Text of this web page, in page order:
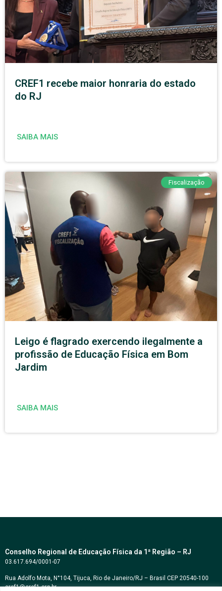
CREF1 recebe maior honraria do estado
do RJ
SAIBA MAIS
Fiscalização
Leigo é flagrado exercendo ilegalmente a
profissão de Educação Física em Bom
Jardim
SAIBA MAIS
Conselho Regional de Educação Física da 1ª Região – RJ
03.617.694/0001-07
Rua Adolfo Mota, N°104, Tijuca, Rio de Janeiro/RJ – Brasil CEP 20540-100
cref1@cref1.org.br